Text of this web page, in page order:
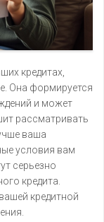
кредитах,
Она формируется
и может
рассматривать
ваша
условия вам
серьезно
кредита.
кредитной